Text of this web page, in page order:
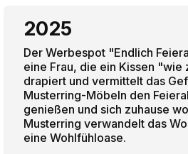
2025
Der Werbespot "Endlich
eine Frau, die ein Kissen "wie
drapiert und vermittelt das
Musterring-Möbeln den
genießen und sich zuhause
Musterring verwandelt das
eine Wohlfühloase.